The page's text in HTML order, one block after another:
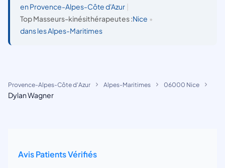
en Provence-Alpes-Côte d'Azur
Top Masseurs-kinésithérapeutes :Nice •
dans les Alpes-Maritimes
Provence-Alpes-Côte d'Azur Alpes-Maritimes 06000 Nice
Dylan Wagner
Avis Patients Vérifiés